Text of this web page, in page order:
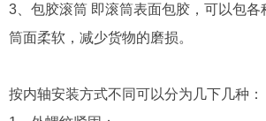
3、包胶滚筒 即滚筒表面包胶，可以包各
筒面柔软，减少货物的磨损。
按内轴安装方式不同可以分为几下几种：